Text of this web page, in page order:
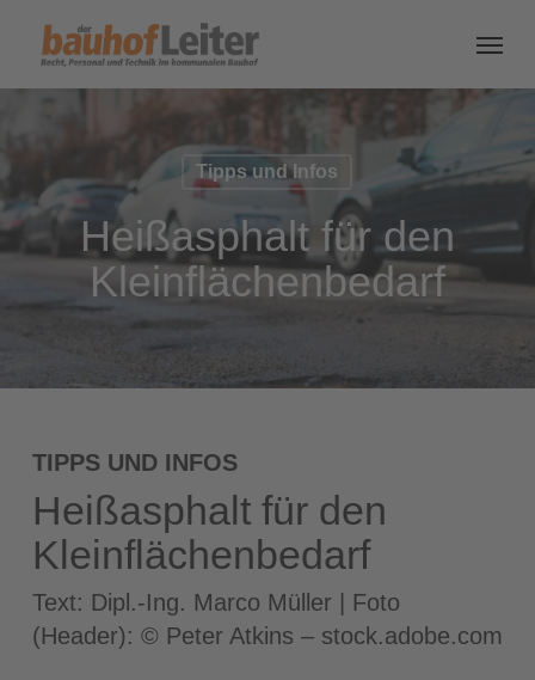
Tipps und Infos
Heißasphalt für den
Kleinflächenbedarf
TIPPS UND INFOS
Heißasphalt für den
Kleinflächenbedarf
Text: Dipl.-Ing. Marco Müller | Foto
(Header): © Peter Atkins – stock.adobe.com